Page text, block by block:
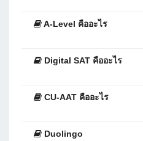
A-Level คืออะไร
Digital SAT คืออะไร
CU-AAT คืออะไร
Duolingo